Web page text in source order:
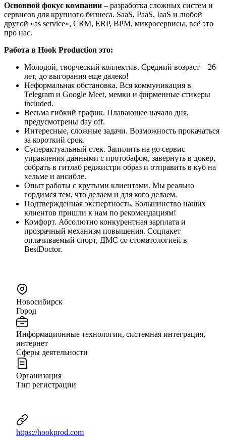
Основной фокус компании – разработка сложных систем и
сервисов для крупного бизнеса. SaaS, PaaS, IaaS и любой
другой «as service», CRM, ERP, BPM, микросервисы, всё это
про нас.
Работа в Hook Production это:
Молодой, творческий коллектив. Средний возраст – 26
лет, до выгорания еще далеко!
Неформальная обстановка. Вся коммуникация в
Telegram и Google Meet, мемки и фирменные стикеры
included.
Весьма гибкий график. Плавающее начало дня,
предусмотрены day off.
Интересные, сложные задачи. Возможность прокачаться
за короткий срок.
Суперактуальный стек. Запилить на go сервис
управления данными с протобафом, завернуть в докер,
собрать в гитлаб реджистри образ и отправить в куб на
хельме и ансибле.
Опыт работы с крутыми клиентами. Мы реально
гордимся тем, что делаем и для кого делаем.
Подтвержденная экспертность. Большинство наших
клиентов пришли к нам по рекомендациям!
Комфорт. Абсолютно конкурентная зарплата и
прозрачный механизм повышения. Cоцпакет
оплачиваемый спорт, ДМС со стоматологией в
BestDoctor.
Новосибирск
Город
Информационные технологии, системная интеграция,
интернет
Сферы деятельности
Организация
Тип регистрации
https://hookprod.com